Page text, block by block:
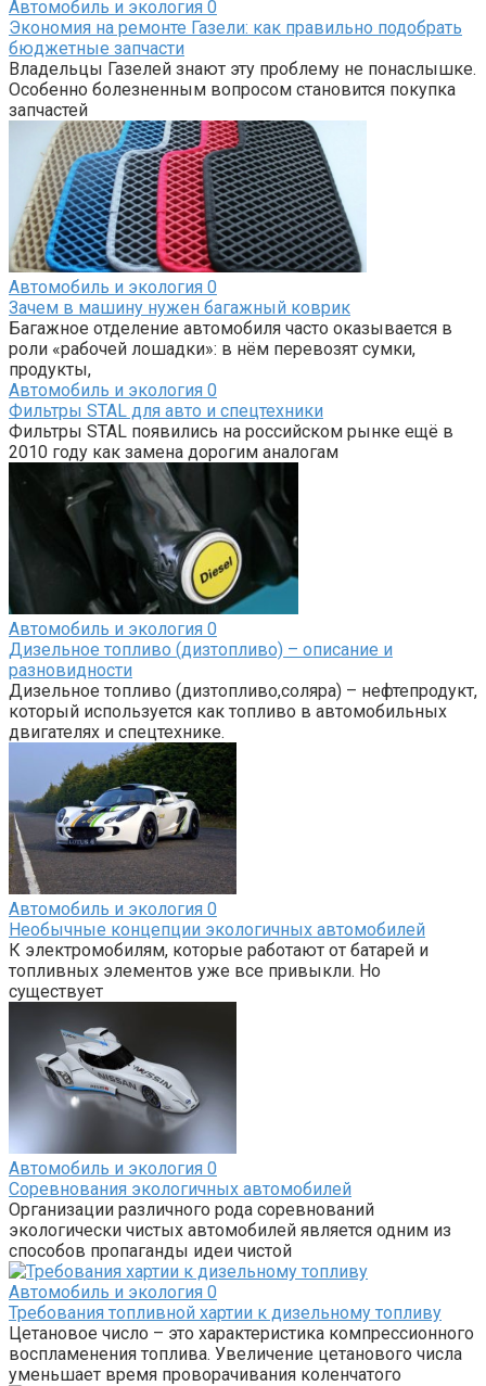
Автомобиль и экология 0
Экономия на ремонте Газели: как правильно подобрать
бюджетные запчасти
Владельцы Газелей знают эту проблему не понаслышке.
Особенно болезненным вопросом становится покупка
запчастей
Автомобиль и экология 0
Зачем в машину нужен багажный коврик
Багажное отделение автомобиля часто оказывается в
роли «рабочей лошадки»: в нём перевозят сумки,
продукты,
Автомобиль и экология 0
Фильтры STAL для авто и спецтехники
Фильтры STAL появились на российском рынке ещё в
2010 году как замена дорогим аналогам
Автомобиль и экология 0
Дизельное топливо (дизтопливо) – описание и
разновидности
Дизельное топливо (дизтопливо,соляра) – нефтепродукт,
который используется как топливо в автомобильных
двигателях и спецтехнике.
Автомобиль и экология 0
Необычные концепции экологичных автомобилей
К электромобилям, которые работают от батарей и
топливных элементов уже все привыкли. Но
существует
Автомобиль и экология 0
Соревнования экологичных автомобилей
Организации различного рода соревнований
экологически чистых автомобилей является одним из
способов пропаганды идеи чистой
Автомобиль и экология 0
Требования топливной хартии к дизельному топливу
Цетановое число – это характеристика компрессионного
воспламенения топлива. Увеличение цетанового числа
уменьшает время проворачивания коленчатого